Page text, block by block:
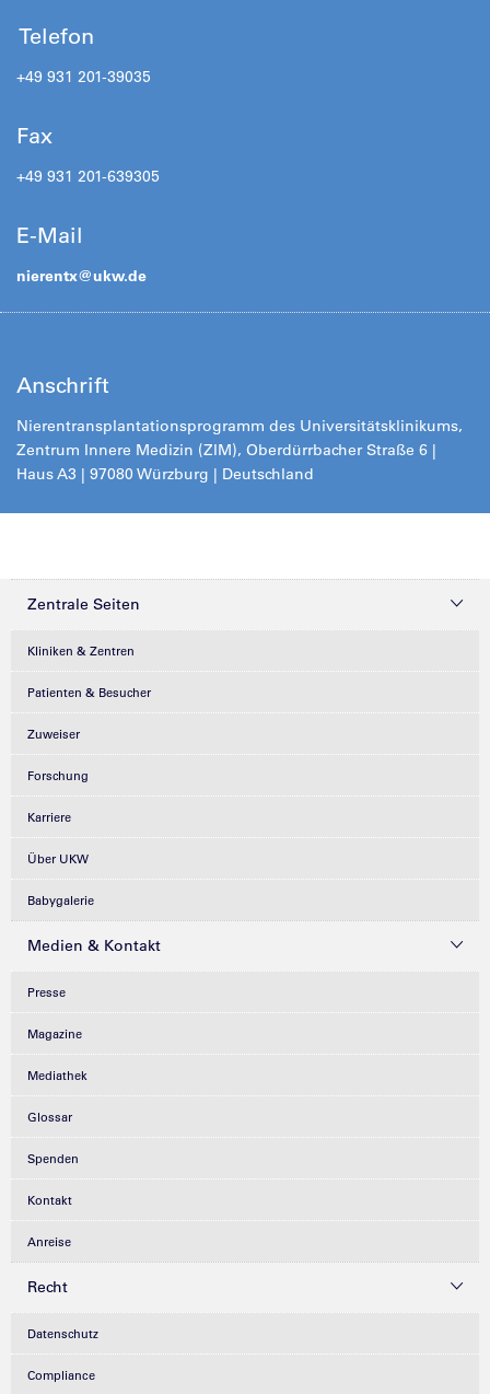
Telefon
+49 931 201-39035
Fax
+49 931 201-639305
E-Mail
nierentx@ukw.de
Anschrift
Nierentransplantationsprogramm des Universitätsklinikums,
Zentrum Innere Medizin (ZIM), Oberdürrbacher Straße 6 |
Haus A3 | 97080 Würzburg | Deutschland
Zentrale Seiten
Kliniken & Zentren
Patienten & Besucher
Zuweiser
Forschung
Karriere
Über UKW
Babygalerie
Medien & Kontakt
Presse
Magazine
Mediathek
Glossar
Spenden
Kontakt
Anreise
Recht
Datenschutz
Compliance